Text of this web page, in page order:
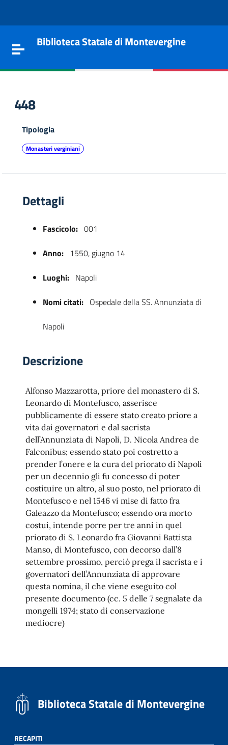
Toggle navigation
Biblioteca Statale di Montevergine
448
Tipologia
Monasteri verginiani
Dettagli
Fascicolo: 001
Anno: 1550, giugno 14
Luoghi: Napoli
Nomi citati: Ospedale della SS. Annunziata di
Napoli
Descrizione
Alfonso Mazzarotta, priore del monastero di S.
Leonardo di Montefusco, asserisce
pubblicamente di essere stato creato priore a
vita dai governatori e dal sacrista
dell’Annunziata di Napoli, D. Nicola Andrea de
Falconibus; essendo stato poi costretto a
prender l’onere e la cura del priorato di Napoli
per un decennio gli fu concesso di poter
costituire un altro, al suo posto, nel priorato di
Montefusco e nel 1546 vi mise di fatto fra
Galeazzo da Montefusco; essendo ora morto
costui, intende porre per tre anni in quel
priorato di S. Leonardo fra Giovanni Battista
Manso, di Montefusco, con decorso dall’8
settembre prossimo, perciò prega il sacrista e i
governatori dell’Annunziata di approvare
questa nomina, il che viene eseguito col
presente documento (cc. 5 delle 7 segnalate da
mongelli 1974; stato di conservazione
mediocre)
Biblioteca Statale di Montevergine
RECAPITI